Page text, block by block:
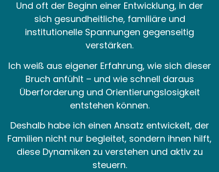
Und oft der Beginn einer Entwicklung, in der
sich gesundheitliche, familiäre und
institutionelle Spannungen gegenseitig
verstärken.
Ich weiß aus eigener Erfahrung, wie sich dieser
Bruch anfühlt – und wie schnell daraus
Überforderung und Orientierungslosigkeit
entstehen können.
Deshalb habe ich einen Ansatz entwickelt, der
Familien nicht nur begleitet, sondern ihnen hilft,
diese Dynamiken zu verstehen und aktiv zu
steuern.